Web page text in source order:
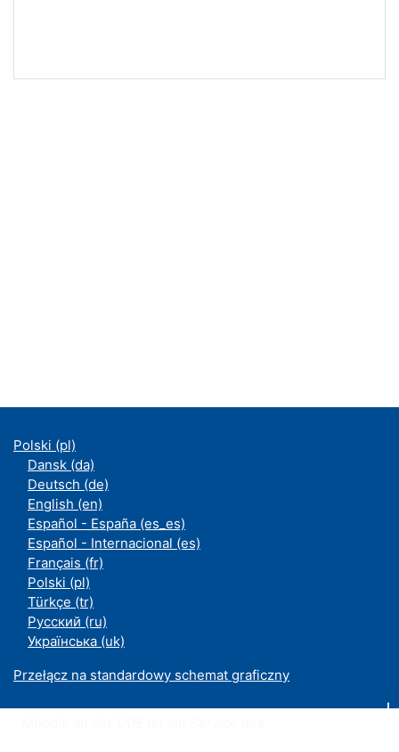
Polski ‎(pl)‎
Dansk ‎(da)‎
Deutsch ‎(de)‎
English ‎(en)‎
Español - España ‎(es_es)‎
Español - Internacional ‎(es)‎
Français ‎(fr)‎
Polski ‎(pl)‎
Türkçe ‎(tr)‎
Русский ‎(ru)‎
Українська ‎(uk)‎
Przełącz na standardowy schemat graficzny